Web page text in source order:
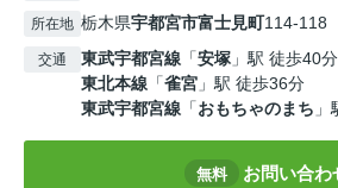
所在地 栃木県宇都宮市富士見町114-118
交通 東武宇都宮線 「安塚 」駅 徒歩40分
東北本線 「雀宮 」駅 徒歩36分
東武宇都宮線 「おもちゃのまち
無料 お問い合わ